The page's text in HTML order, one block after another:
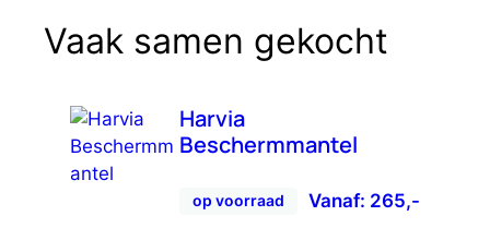
Vaak samen gekocht
Harvia
Beschermmantel
op voorraad Vanaf: 265,-